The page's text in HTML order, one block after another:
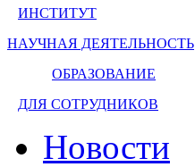
ИНСТИТУТ
НАУЧНАЯ ДЕЯТЕЛЬНОСТЬ
ОБРАЗОВАНИЕ
ДЛЯ СОТРУДНИКОВ
Новости